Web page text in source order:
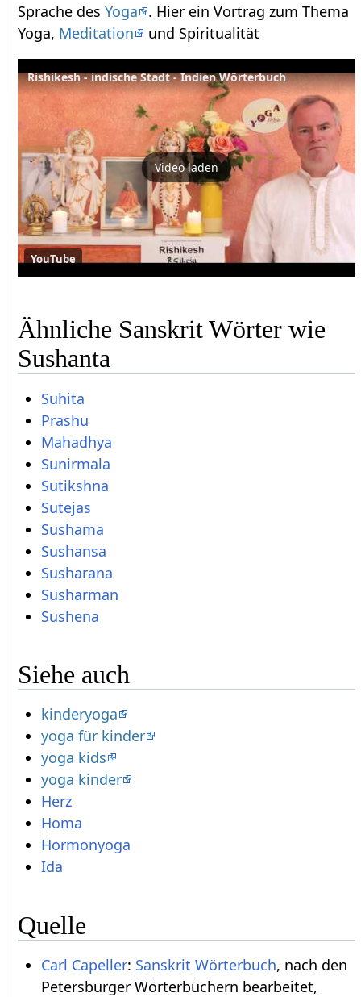
Sprache desYoga
. Hier ein Vortrag zum Thema
Yoga, Meditation und Spiritualität
Rishikesh - indische Stadt - Indien Wörterbuch
Video laden
YouTube
Ähnliche Sanskrit Wörter wie
Sushanta
Suhita
Prashu
Mahadhya
Sunirmala
Sutikshna
Sutejas
Sushama
Sushansa
Susharana
Susharman
Sushena
Siehe auch
kinderyoga
yoga für kinder
yoga kids
yoga kinder
Herz
Homa
Hormonyoga
Ida
Quelle
Carl Capeller: Sanskrit Wörterbuch, nach den
Petersburger Wörterbüchern bearbeitet,